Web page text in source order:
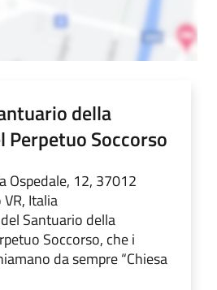
della
Perpetuo Soccorso
Ospedale, 12, 37012
Italia
Santuario della
Soccorso, che i
da sempre “Chiesa